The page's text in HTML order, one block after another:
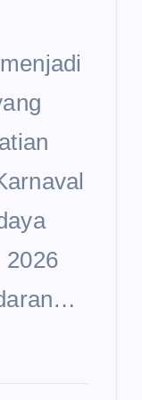
2026